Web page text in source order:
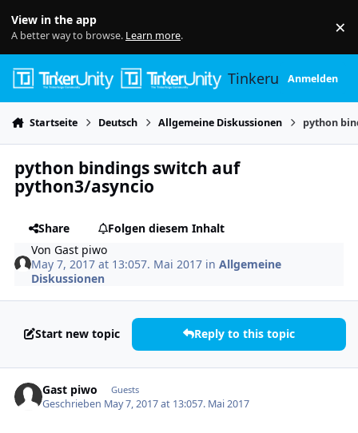
View in the app
A better way to browse. Learn more. ×
TinkerunityAnmelden
Startseite Deutsch Allgemeine Diskussionen python
python bindings switch auf
python3/asyncio
Share
Folgen diesem Inhalt
VonGast piwo
May 7, 2017 at 13:057. Mai 2017 inAllgemeine
Diskussionen
Start new topic Reply to this topic
Gast piwo Guests
Geschrieben May 7, 2017 at 13:057. Mai 2017